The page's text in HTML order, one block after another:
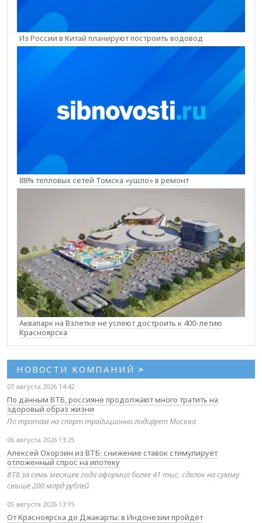
Из России в Китай планируют построить водовод
88% тепловых сетей Томска «ушло» в ремонт
Аквапарк на Взлетке не успеют достроить к 400-летию
Красноярска
НОВОСТИ КОМПАНИЙ >
07 августа 2026 14:42
По данным ВТБ, россияне продолжают много тратить на
здоровый образ жизни
По тратам на спорт традиционно лидирует Москва
06 августа 2026 13:25
Алексей Охорзин из ВТБ: снижение ставок стимулирует
отложенный спрос на ипотеку
ВТБ за семь месяцев года оформил более 41 тыс. сделок на сумму
свыше 200 млрд рублей
05 августа 2026 13:15
От Красноярска до Джакарты: в Индонезии пройдёт